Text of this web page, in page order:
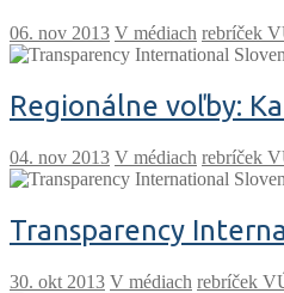
V médiach rebríček
Regionálne voľby:
V médiach rebríček
Transparency
V médiach rebríček